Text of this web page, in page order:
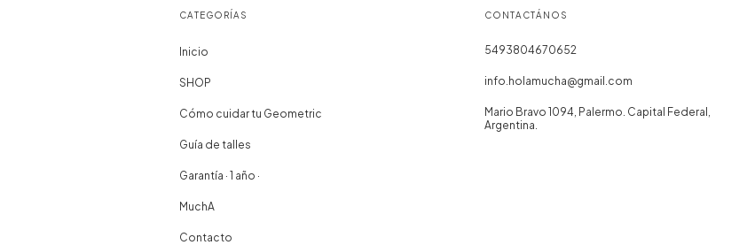
CATEGORÍAS
Inicio
SHOP
Cómo cuidar tu Geometric
Guía de talles
Garantía · 1 año ·
MuchA
Contacto
CONTACTÁNOS
5493804670652
info.holamucha@gmail.com
Mario Bravo 1094, Palermo. Capital Federal,
Argentina.